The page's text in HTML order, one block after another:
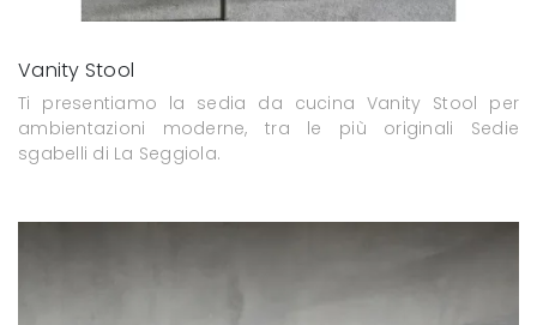
Vanity Stool
Ti presentiamo la sedia da cucina Vanity Stool per
ambientazioni moderne, tra le più originali Sedie
sgabelli di La Seggiola.